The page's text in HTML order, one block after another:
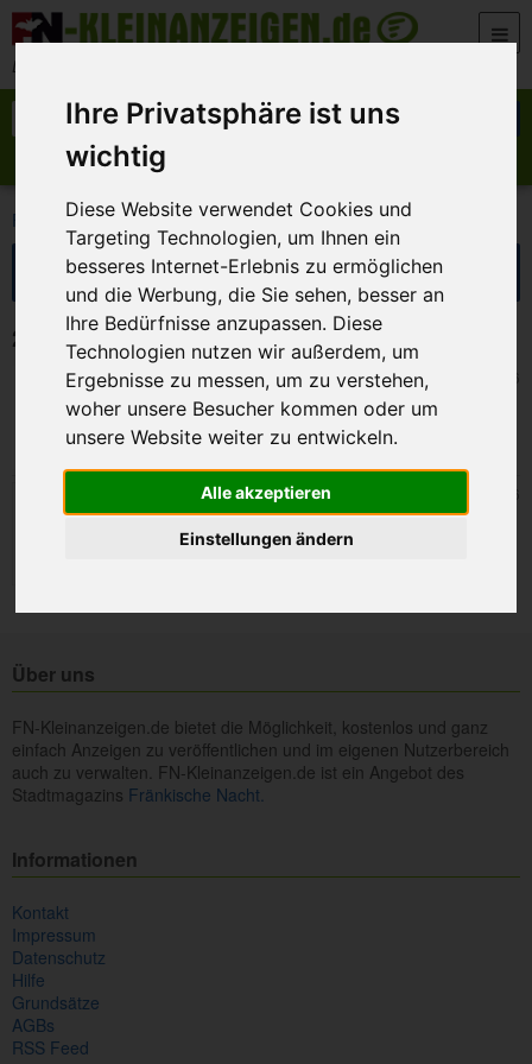
Ihre Privatsphäre ist uns
wichtig
Diese Website verwendet Cookies und
Targeting Technologien, um Ihnen ein
besseres Internet-Erlebnis zu ermöglichen
und die Werbung, die Sie sehen, besser an
Ihre Bedürfnisse anzupassen. Diese
Technologien nutzen wir außerdem, um
Ergebnisse zu messen, um zu verstehen,
woher unsere Besucher kommen oder um
unsere Website weiter zu entwickeln.
Alle akzeptieren
Einstellungen ändern
Zum Inhalt springen
Der beste Platz für deine kostenlose Anzeige
Suche nach:
Anzeige aufgeben
FN-Kleinanzeigen>Stellenmarkt>Aushilfe, 556-EUR-Jobs
Suche eingrenzen
2 Kleinanzeigen in Aushilfe, 556-EUR-Jobs
Nürnberg
jugendl. Assistenten (m/w/d) ab 14 J. für
Kinderschwimmkurse in Nürnberg
Bamberg
MANN für ALLE FÄLLE
Über uns
FN-Kleinanzeigen.de bietet die Möglichkeit, kostenlos und ganz
einfach Anzeigen zu veröffentlichen und im eigenen Nutzerbereich
auch zu verwalten. FN-Kleinanzeigen.de ist ein Angebot des
Stadtmagazins Fränkische Nacht.
Informationen
Kontakt
Impressum
Datenschutz
Hilfe
Grundsätze
AGBs
RSS Feed